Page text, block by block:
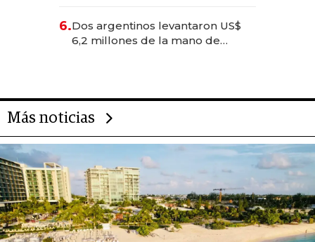
transformadoras
6.Dos argentinos levantaron US$
6,2 millones de la mano de
Más noticias